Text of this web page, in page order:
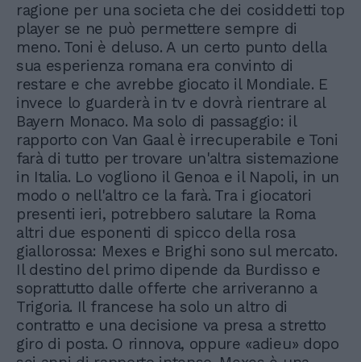
ragione per una societa che dei cosiddetti top
player se ne può permettere sempre di
meno. Toni è deluso. A un certo punto della
sua esperienza romana era convinto di
restare e che avrebbe giocato il Mondiale. E
invece lo guarderà in tv e dovrà rientrare al
Bayern Monaco. Ma solo di passaggio: il
rapporto con Van Gaal è irrecuperabile e Toni
farà di tutto per trovare un'altra sistemazione
in Italia. Lo vogliono il Genoa e il Napoli, in un
modo o nell'altro ce la farà. Tra i giocatori
presenti ieri, potrebbero salutare la Roma
altri due esponenti di spicco della rosa
giallorossa: Mexes e Brighi sono sul mercato.
Il destino del primo dipende da Burdisso e
soprattutto dalle offerte che arriveranno a
Trigoria. Il francese ha solo un altro di
contratto e una decisione va presa a stretto
giro di posta. O rinnova, oppure «adieu» dopo